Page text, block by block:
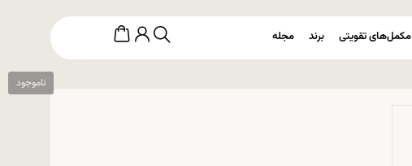
مکمل‌های تقویتی برند مجله